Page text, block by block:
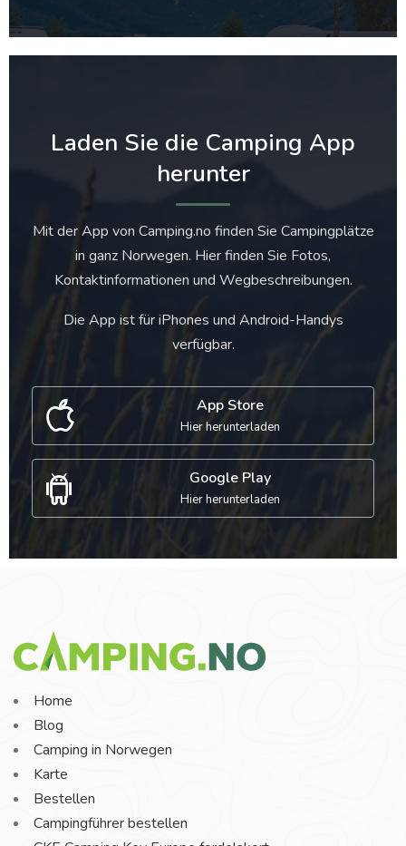
Laden Sie die Camping App
herunter
Mit der App von Camping.no finden Sie Campingplätze
in ganz Norwegen. Hier finden Sie Fotos,
Kontaktinformationen und Wegbeschreibungen.
Die App ist für iPhones und Android-Handys
verfügbar.
App Store
Hier herunterladen
Google Play
Hier herunterladen
Home
Blog
Camping in Norwegen
Karte
Bestellen
Campingführer bestellen